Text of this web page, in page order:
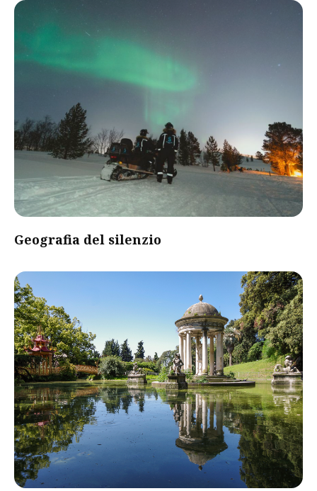
Geografia del silenzio